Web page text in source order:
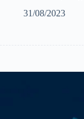
31/08/2023